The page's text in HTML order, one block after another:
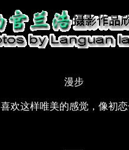
漫步
喜欢这样唯美的感觉，像初